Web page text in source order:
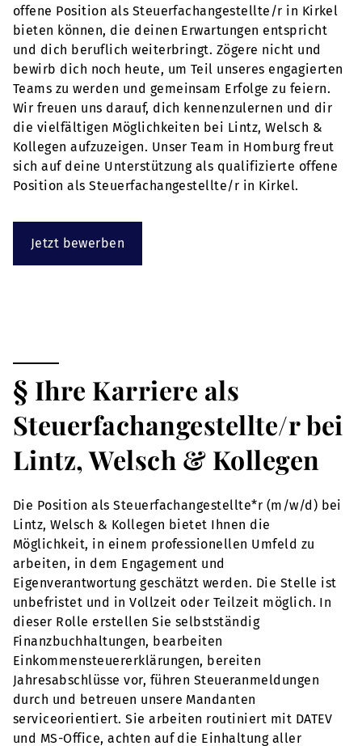
offene Position als Steuerfachangestellte/r in Kirkel
bieten können, die deinen Erwartungen entspricht
und dich beruflich weiterbringt. Zögere nicht und
bewirb dich noch heute, um Teil unseres engagierten
Teams zu werden und gemeinsam Erfolge zu feiern.
Wir freuen uns darauf, dich kennenzulernen und dir
die vielfältigen Möglichkeiten bei Lintz, Welsch &
Kollegen aufzuzeigen. Unser Team in Homburg freut
sich auf deine Unterstützung als qualifizierte offene
Position als Steuerfachangestellte/r in Kirkel.
Jetzt bewerben
§ Ihre Karriere als
Steuerfachangestellte/r bei
Lintz, Welsch & Kollegen
Die Position als Steuerfachangestellte*r (m/w/d) bei
Lintz, Welsch & Kollegen bietet Ihnen die
Möglichkeit, in einem professionellen Umfeld zu
arbeiten, in dem Engagement und
Eigenverantwortung geschätzt werden. Die Stelle ist
unbefristet und in Vollzeit oder Teilzeit möglich. In
dieser Rolle erstellen Sie selbstständig
Finanzbuchhaltungen, bearbeiten
Einkommensteuererklärungen, bereiten
Jahresabschlüsse vor, führen Steueranmeldungen
durch und betreuen unsere Mandanten
serviceorientiert. Sie arbeiten routiniert mit DATEV
und MS-Office, achten auf die Einhaltung aller